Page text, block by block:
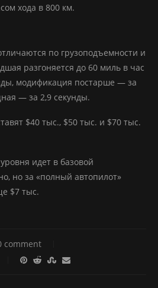
хода в 800 км.
по грузоподъемности и
разгоняется до 60 миль в час
модификация постарше — за
— за 2,9 секунды.
$40 тыс., $50 тыс. и $70 тыс.
идет в базовой
но за «полный автопилот»
$7 тыс.
comment